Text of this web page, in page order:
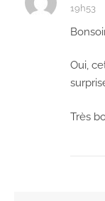
19h53
Oui,
Très